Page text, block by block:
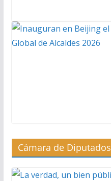
Cámara de Diputados